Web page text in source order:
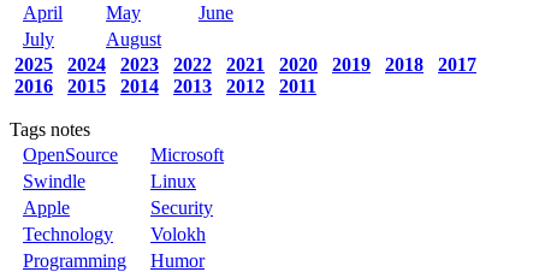
April
May
June
July
August
2025
2024 2023 2022 2021 2020 2019 2018
2017
2016
2015 2014 2013 2012 2011
Tags notes
OpenSource
Microsoft
Swindle
Linux
Apple
Security
Technology
Volokh
Programming
Humor